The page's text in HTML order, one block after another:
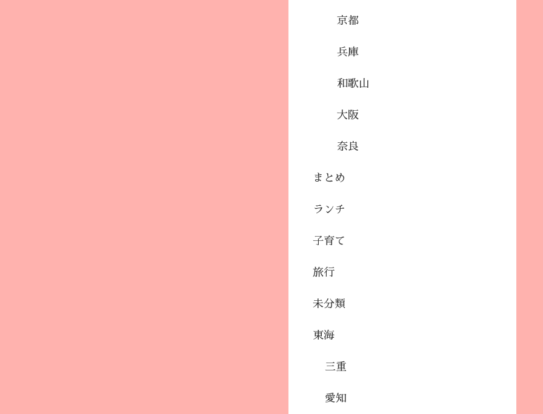
京都
兵庫
和歌山
大阪
奈良
まとめ
ランチ
子育て
旅行
未分類
東海
三重
愛知